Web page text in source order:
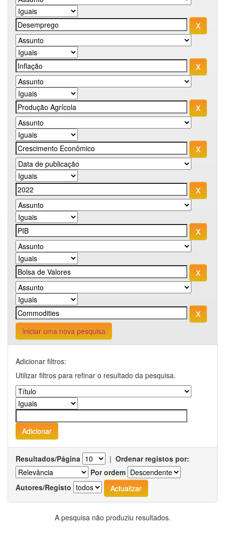
Iniciar uma nova pesquisa
Adicionar filtros:
Utilizar filtros para refinar o resultado da pesquisa.
Resultados/Página | Ordenar registos por:
Por ordem
Autores/Registo
A pesquisa não produziu resultados.